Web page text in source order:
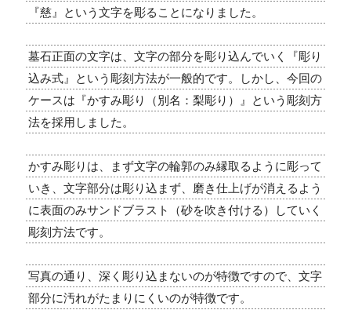
『慈』という文字を彫ることになりました。
墓石正面の文字は、文字の部分を彫り込んでいく『彫り
込み式』という彫刻方法が一般的です。しかし、今回の
ケースは『かすみ彫り（別名：梨彫り）』という彫刻方
法を採用しました。
かすみ彫りは、まず文字の輪郭のみ縁取るように彫って
いき、文字部分は彫り込まず、磨き仕上げが消えるよう
に表面のみサンドブラスト（砂を吹き付ける）していく
彫刻方法です。
写真の通り、深く彫り込まないのが特徴ですので、文字
部分に汚れがたまりにくいのが特徴です。